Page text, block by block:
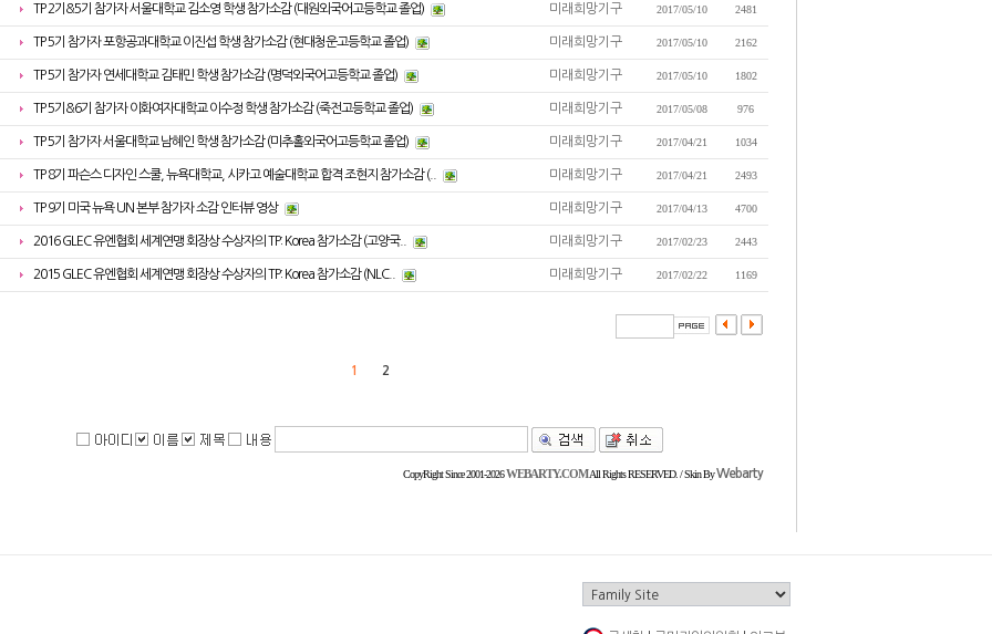
TP 2기&5기 참가자 서울대학교 김소영 학생 참가소감 (대원외국어고등학교 졸업) 미래희망기구 2017/05/10 2481
TP 5기 참가자 포항공과대학교 이진섭 학생 참가소감 (현대청운고등학교 졸업) 미래희망기구 2017/05/10 2162
TP 5기 참가자 연세대학교 김태민 학생 참가소감 (명덕외국어고등학교 졸업) 미래희망기구 2017/05/10 1802
TP 5기&6기 참가자 이화여자대학교 이수정 학생 참가소감 (죽전고등학교 졸업) 미래희망기구 2017/05/08 976
TP 5기 참가자 서울대학교 남혜인 학생 참가소감 (미추홀외국어고등학교 졸업) 미래희망기구 2017/04/21 1034
TP 8기 파슨스 디자인 스쿨, 뉴욕대학교, 시카고 예술대학교 합격 조현지 참가소감 (.. 미래희망기구 2017/04/21 2493
TP 9기 미국 뉴욕 UN 본부 참가자 소감 인터뷰 영상 미래희망기구 2017/04/13 4700
2016 GLEC 유엔협회 세계연맹 회장상 수상자의 TP: Korea 참가소감 (고양국.. 미래희망기구 2017/02/23 2443
2015 GLEC 유엔협회 세계연맹 회장상 수상자의 TP: Korea 참가소감 (NLC.. 미래희망기구 2017/02/22 1169
1 2
CopyRight Since 2001-2026WEBARTY.COMAll Rights RESERVED. / Skin ByWebarty